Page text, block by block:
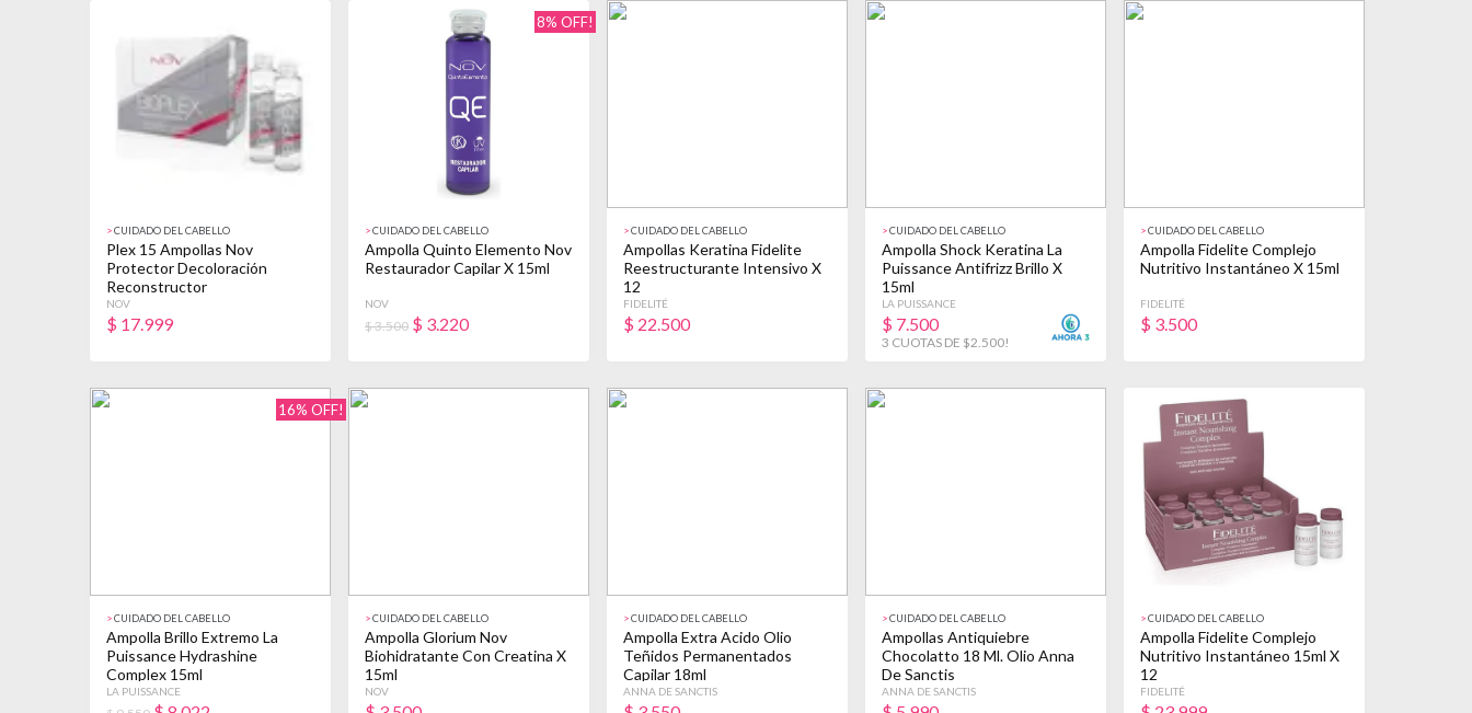
>CUIDADO DEL CABELLO
Plex 15 Ampollas Nov
Protector Decoloración
Reconstructor
NOV
$ 17.999
8% OFF!
>CUIDADO DEL CABELLO
Ampolla Quinto Elemento Nov
Restaurador Capilar X 15ml
NOV
$ 3.500 $ 3.220
>CUIDADO DEL CABELLO
Ampollas Keratina Fidelite
Reestructurante Intensivo X
12
FIDELITÉ
$ 22.500
>CUIDADO DEL CABELLO
Ampolla Shock Keratina La
Puissance Antifrizz Brillo X
15ml
LA PUISSANCE
$ 7.500
3 CUOTAS DE $2.500!
>CUIDADO DEL CABELLO
Ampolla Fidelite Complejo
Nutritivo Instantáneo X 15ml
FIDELITÉ
$ 3.500
16% OFF!
>CUIDADO DEL CABELLO
Ampolla Brillo Extremo La
Puissance Hydrashine
Complex 15ml
LA PUISSANCE
>CUIDADO DEL CABELLO
Ampolla Glorium Nov
Biohidratante Con Creatina X
15ml
NOV
>CUIDADO DEL CABELLO
Ampolla Extra Acido Olio
Teñidos Permanentados
Capilar 18ml
ANNA DE SANCTIS
>CUIDADO DEL CABELLO
Ampollas Antiquiebre
Chocolatto 18 Ml. Olio Anna
De Sanctis
ANNA DE SANCTIS
>CUIDADO DEL CABELLO
Ampolla Fidelite Complejo
Nutritivo Instantáneo 15ml X
12
FIDELITÉ